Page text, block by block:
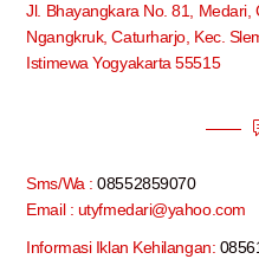
Jl. Bhayangkara No. 81,
Ngangkruk, Caturharjo, Kec.
Istimewa Yogyakarta 55515
Sms/Wa :08552859070
Email : utyfmedari@yahoo.com
Informasi Iklan Kehilangan: